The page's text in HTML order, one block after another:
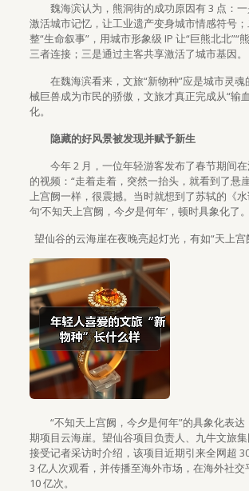
魏海滨认为，熊洞街的成功原因有 3 点：一
激活城市记忆，让工业遗产变身城市情感符号
整“生命叙事”，用城市形象级 IP 让“巨熊北北”“
三者连接；三是通过主客共享激活了城市基因。
在魏海滨看来，文旅“新物种”应是城市灵
械巨兽成为市民的骄傲，文旅才真正完成从“输
化。
隐藏的好风景被发现并赋予新生
今年 2 月，一位年轻游客发布了春节期间
的视频：“走着走着，突然一抬头，就看到了悬
上宫阙一样，很震撼。当时就想到了苏轼的《
句‘不知天上宫阙，今夕是何年’，顿时具象化了
望仙谷的云海崖在夜晚亮起灯光，有如“天上宫
“不知天上宫阙，今夕是何年”的具象化表
期项目云海崖。望仙谷项目负责人、九牛文旅
接受记者采访时介绍，该项目近期引来全网超
3 亿人次观看，并传播至海外市场，在海外社交
10 亿次。